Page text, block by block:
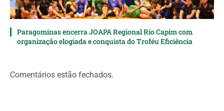
Paragominas encerra JOAPA Regional Rio Capim com
organização elogiada e conquista do Troféu Eficiência
Comentários estão fechados.